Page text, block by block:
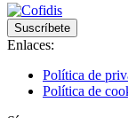
Suscríbete
Enlaces:
Política de
Política de